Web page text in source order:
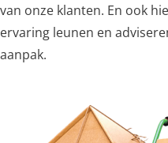
van onze klanten. En ook
ervaring leunen en
aanpak.